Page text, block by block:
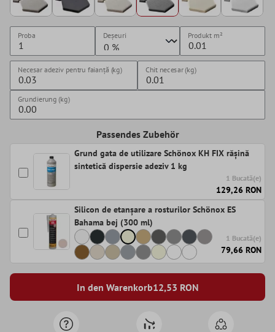
Proba Deșeuri Produkt m²
Necesar adeziv pentru faianță (kg) Chit necesar (kg)
Grundierung (kg)
Passendes Zubehör
Grund gata de utilizare Schönox KH FIX rășină
sintetică dispersie adeziv 1 kg
1 Bucată(e)
129,26 RON
Silicon de etanșare a rosturilor Schönox ES
Bahama bej (300 ml)
1 Bucată(e)
79,66 RON
In den Warenkorb12,53 RON